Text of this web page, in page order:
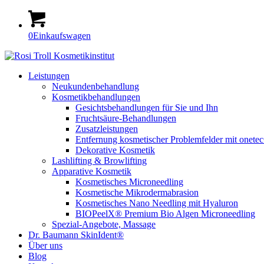
0Einkaufswagen
Leistungen
Neukundenbehandlung
Kosmetikbehandlungen
Gesichtsbehandlungen für Sie und Ihn
Fruchtsäure-Behandlungen
Zusatzleistungen
Entfernung kosmetischer Problemfelder mit
Dekorative Kosmetik
Lashlifting & Browlifting
Apparative Kosmetik
Kosmetisches Microneedling
Kosmetische Mikrodermabrasion
Kosmetisches Nano Needling mit Hyaluron
BIOPeelX® Premium Bio Algen Microneedling
Spezial-Angebote, Massage
Dr. Baumann SkinIdent®
Über uns
Blog